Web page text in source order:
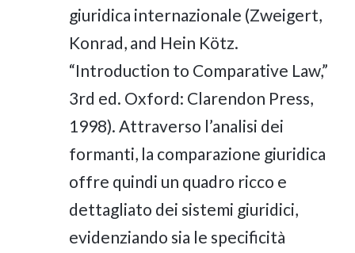
giuridica internazionale (Zweigert,
Konrad, and Hein Kötz.
“Introduction to Comparative Law,”
3rd ed. Oxford: Clarendon Press,
1998). Attraverso l’analisi dei
formanti, la comparazione giuridica
offre quindi un quadro ricco e
dettagliato dei sistemi giuridici,
evidenziando sia le specificità